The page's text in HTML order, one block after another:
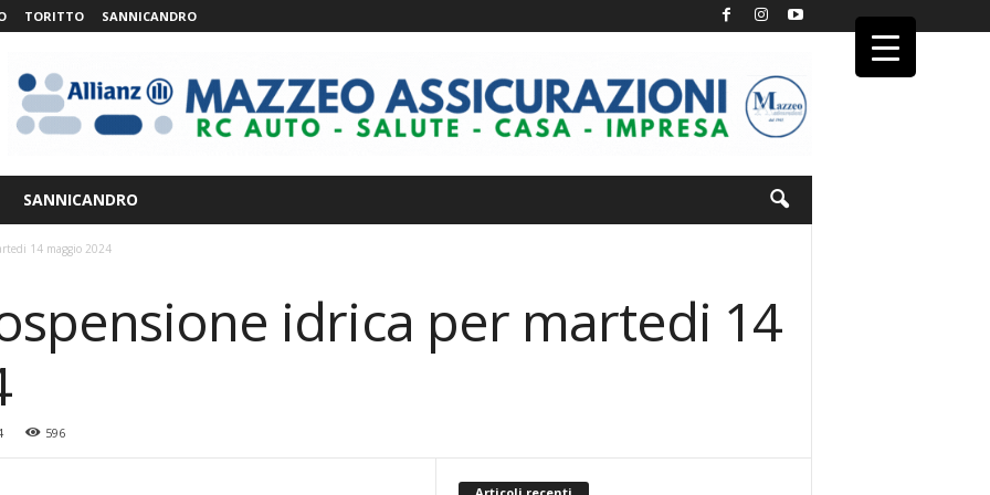
TORITTO SANNICANDRO
SANNICANDRO
14 maggio 2024
idrica per martedi 14
596